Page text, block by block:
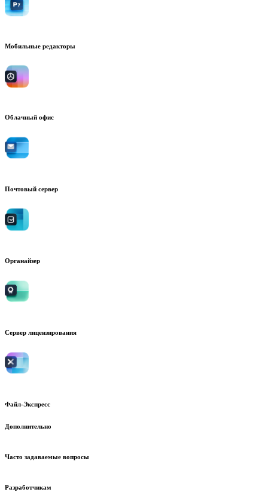
Мобильные редакторы
Облачный офис
Почтовый сервер
Органайзер
Сервер лицензирования
Файл-Экспресс
Дополнительно
Часто задаваемые вопросы
Разработчикам